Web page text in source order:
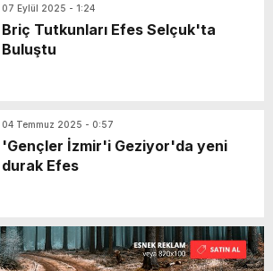
07 Eylül 2025 - 1:24
Briç Tutkunları Efes Selçuk'ta
Buluştu
04 Temmuz 2025 - 0:57
'Gençler İzmir'i Geziyor'da yeni
durak Efes